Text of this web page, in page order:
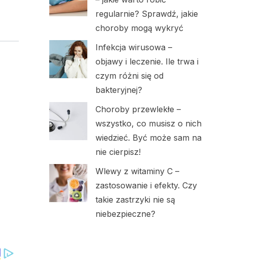
regularnie? Sprawdź, jakie
choroby mogą wykryć
Infekcja wirusowa –
objawy i leczenie. Ile trwa i
czym różni się od
bakteryjnej?
Choroby przewlekłe –
wszystko, co musisz o nich
wiedzieć. Być może sam na
nie cierpisz!
Wlewy z witaminy C –
zastosowanie i efekty. Czy
takie zastrzyki nie są
niebezpieczne?